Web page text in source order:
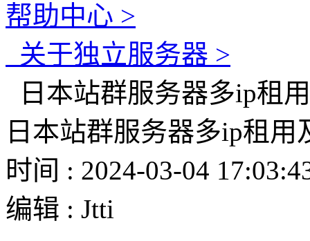
帮助中心 >
关于独立服务器 >
日本站群服务器多ip租
日本站群服务器多ip租用
时间 : 2024-03-04
编辑 : Jtti